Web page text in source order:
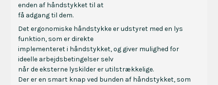
enden af håndstykket til at
få adgang til dem.
Det ergonomiske håndstykke er udstyret med en lys
funktion, som er direkte
implementeret i håndstykket, og giver mulighed for
ideelle arbejdsbetingelser selv
når de eksterne lyskilder er utilstrækkelige.
Der er en smart knap ved bunden af håndstykket, som